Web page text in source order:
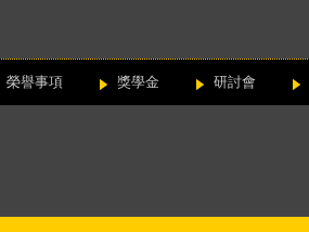
榮譽事項 獎學金 研討會